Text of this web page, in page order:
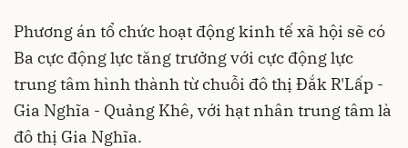
Phương án tổ chức hoạt động kinh tế xã hội sẽ có
Ba cực động lực tăng trưởng với cực động lực
trung tâm hình thành từ chuỗi đô thị Đắk R'Lấp -
Gia Nghĩa - Quảng Khê, với hạt nhân trung tâm là
đô thị Gia Nghĩa.